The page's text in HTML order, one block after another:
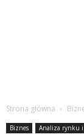
Strona główna
Biznes Analiza rynku